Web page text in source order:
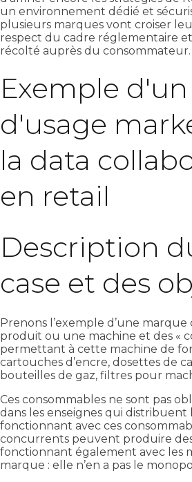
un environnement dédié et
plusieurs marques vont croiser
respect du cadre réglementaire
récolté auprès du consommateur.
Exemple d'un
d'usage
la data
en retail
Description
case et des
Prenons l’exemple d’une
produit ou une machine et des «
permettant à cette machine de
cartouches d’encre, dosettes de
bouteilles de gaz, filtres pour
Ces consommables ne sont pas
dans les enseignes qui distribuent
fonctionnant avec ces
concurrents peuvent produire
fonctionnant également avec les
marque : elle n’en a pas le